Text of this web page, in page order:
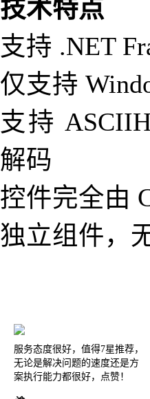
技术特点
支持 .NET
仅支持
支持
解码
控件完全由
独立组件，
开发者